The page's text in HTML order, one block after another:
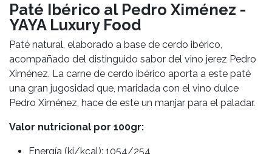
Paté Ibérico al Pedro Ximénez -
YAYA Luxury Food
Paté natural, elaborado a base de cerdo ibérico,
acompañado del distinguido sabor del vino jerez Pedro
Ximénez. La carne de cerdo ibérico aporta a este paté
una gran jugosidad que, maridada con el vino dulce
Pedro Ximénez, hace de este un manjar para el paladar.
Valor nutricional por 100gr:
Energía (kj/kcal): 1054/254